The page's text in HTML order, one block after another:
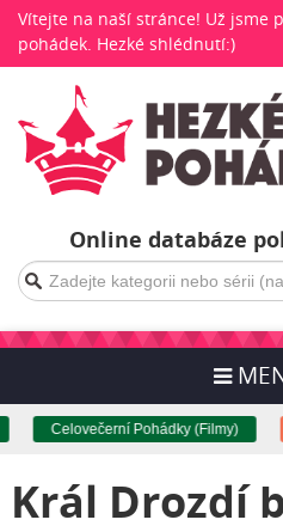
Vítejte na naší stránce! Už jsme
pohádek. Hezké shlédnutí:)
Online databáze
Celovečerní Pohádky (Filmy)
Král Drozdí